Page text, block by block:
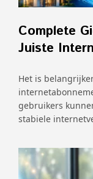
Complete
Juiste
Het is
gebruikers
stabiele